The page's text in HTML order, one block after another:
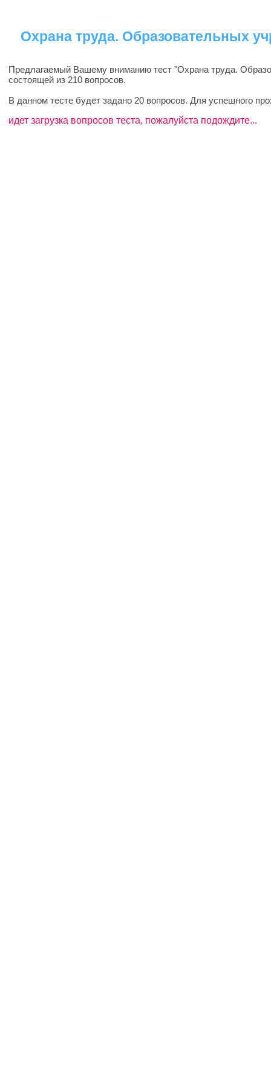
Охрана труда. Образовательных
Предлагаемый Вашему вниманию тест "Охрана труда.
состоящей из 210 вопросов.
В данном тесте будет задано 20 вопросов. Для успешного
идет загрузка вопросов теста, пожалуйста подождите...